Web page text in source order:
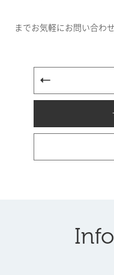
までお気軽にお問い合わ